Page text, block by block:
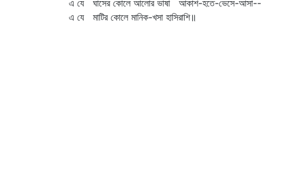
এ যে ঘাসের কোলে আলোর ভাষা আকাশ-হতে-ভেসে-আসা--
এ যে মাটির কোলে মানিক-খসা হাসিরাশি॥